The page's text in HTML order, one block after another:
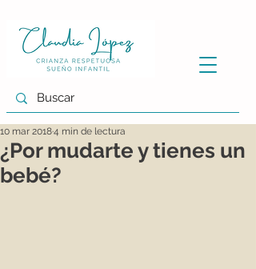
¿Por mudarte y tienes un
bebé?
10 mar 20184 min de lectura